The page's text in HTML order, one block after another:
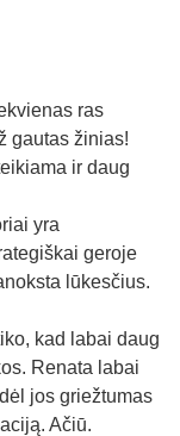
ras
gautas žinias!
ir daug
yra
geroje
lūkesčius.
kad labai daug
Renata labai
jos griežtumas
Ačiū.